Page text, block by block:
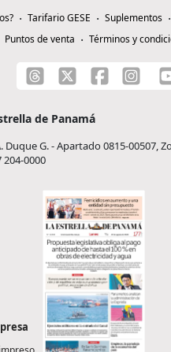
Tarifario GESE Suplementos
Puntos de venta
Términos y
de Panamá
Duque G. - Apartado 0815-00507,
204-0000